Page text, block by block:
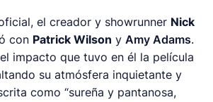
el creador y showrunner Nick
con Patrick Wilson yAmy Adams.
impacto que tuvo en él la película
su atmósfera inquietante y
como “sureña y pantanosa,